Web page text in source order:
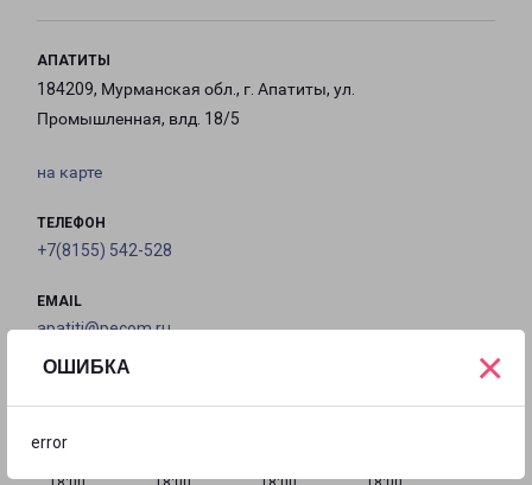
ОШИБКА
error
×
АПАТИТЫ
184209, Мурманская обл., г. Апатиты, ул.
Промышленная, влд. 18/5
на карте
ТЕЛЕФОН
+7(8155) 542-528
EMAIL
apatiti@pecom.ru